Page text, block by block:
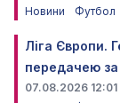
Новини
Футбол
Ліга Європи.
передачею за
07.08.2026 12:01